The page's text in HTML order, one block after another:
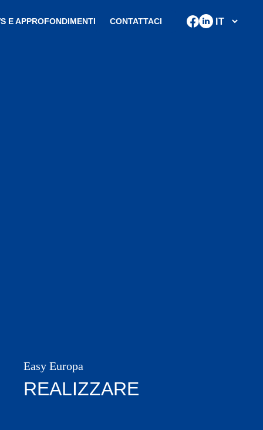
E APPROFONDIMENTI CONTATTACI
Easy Europa
REALIZZARE